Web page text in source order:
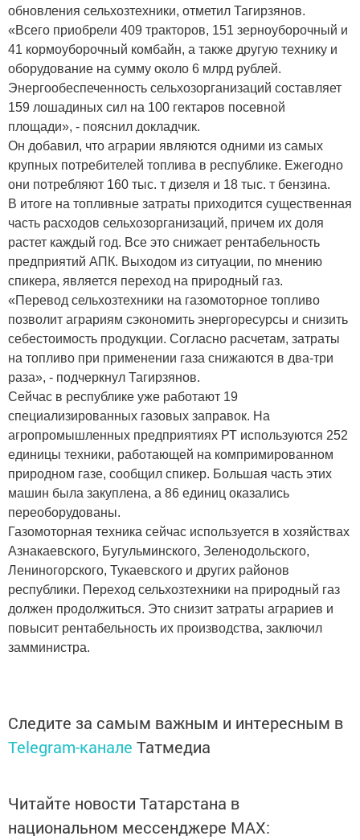
обновления сельхозтехники, отметил Тагирзянов.
«Всего приобрели 409 тракторов, 151 зерноуборочный и
41 кормоуборочный комбайн, а также другую технику и
оборудование на сумму около 6 млрд рублей.
Энергообеспеченность сельхозорганизаций составляет
159 лошадиных сил на 100 гектаров посевной
площади», - пояснил докладчик.
Он добавил, что аграрии являются одними из самых
крупных потребителей топлива в республике. Ежегодно
они потребляют 160 тыс. т дизеля и 18 тыс. т бензина.
В итоге на топливные затраты приходится существенная
часть расходов сельхозорганизаций, причем их доля
растет каждый год. Все это снижает рентабельность
предприятий АПК. Выходом из ситуации, по мнению
спикера, является переход на природный газ.
«Перевод сельхозтехники на газомоторное топливо
позволит аграриям сэкономить энергоресурсы и снизить
себестоимость продукции. Согласно расчетам, затраты
на топливо при применении газа снижаются в два-три
раза», - подчеркнул Тагирзянов.
Сейчас в республике уже работают 19
специализированных газовых заправок. На
агропромышленных предприятиях РТ используются 252
единицы техники, работающей на компримированном
природном газе, сообщил спикер. Большая часть этих
машин была закуплена, а 86 единиц оказались
переоборудованы.
Газомоторная техника сейчас используется в хозяйствах
Азнакаевского, Бугульминского, Зеленодольского,
Лениногорского, Тукаевского и других районов
республики. Переход сельхозтехники на природный газ
должен продолжиться. Это снизит затраты аграриев и
повысит рентабельность их производства, заключил
замминистра.
Следите за самым важным и интересным в
Telegram-канале Татмедиа
Читайте новости Татарстана в
национальном мессенджере MАХ: